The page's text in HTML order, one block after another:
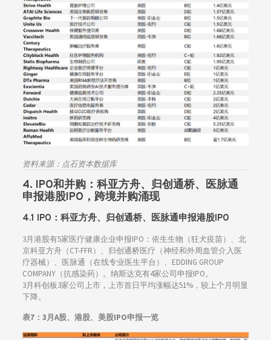
资料来源：点石资本数据库
4. IPO和并购： 科亚方舟、归创通桥、医脉通
申报港股IPO，跨境并购涌现
4.1 IPO： 科亚方舟、归创通桥、医脉通申报港股IPO
3月港股有5家医疗健康企业申报IPO：依生生物（狂犬疫苗）、北
京科亚方舟（CT-FFR）、归创通桥医疗（神经和外周血管介入医
疗器械）、医脉通（在线专业医生平台）、EDDING GROUP
COMPANY（抗感染药）。纳斯达克有4家公司申报IPO。
3月科创板3家公司上市，上市首日平均涨幅达51%，较上个月明显
下降。
表7：3月A股、港股、美股IPO申报一览